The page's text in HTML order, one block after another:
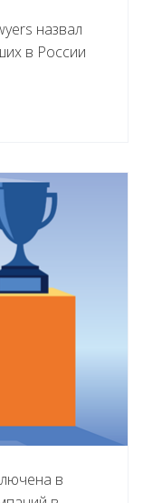
назвал
в России
в